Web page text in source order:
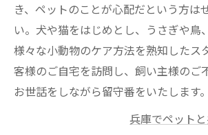
き、ペットのことが心配だという方は
い。犬や猫をはじめとし、うさぎや鳥
様々な小動物のケア方法を熟知したス
客様のご自宅を訪問し、飼い主様のご
お世話をしながら留守番をいたします。
兵庫でペット